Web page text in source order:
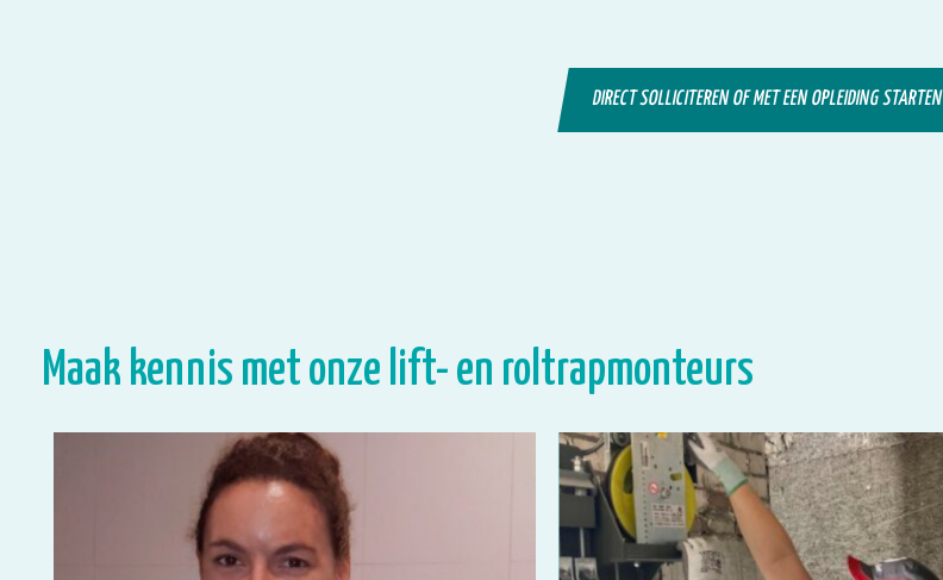
DIRECT SOLLICITEREN OF MET EEN OPLEIDING STARTEN
Maak kennis met onze lift- en roltrapmonteurs